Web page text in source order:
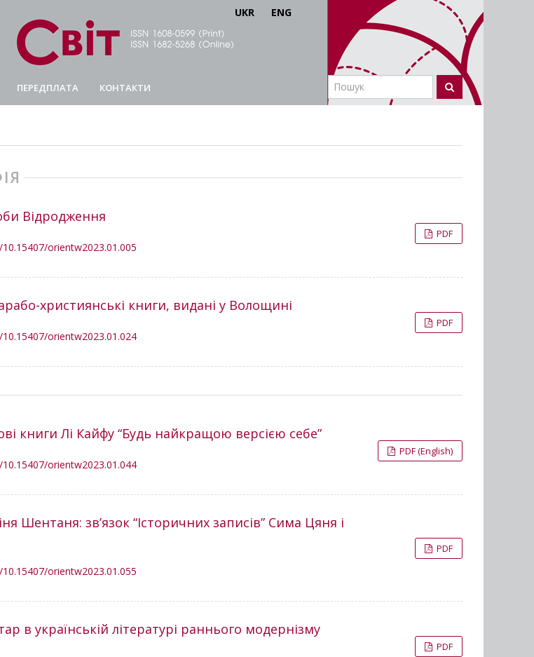
UKR ENG
ПЕРЕДПЛАТА КОНТАКТИ
Відродження
orientw2023.01.005
PDF
християнські книги, видані у Волощині
orientw2023.01.024
PDF
книги Лі Кайфу “Будь найкращою версією себе”
orientw2023.01.044
PDF (English)
Шентаня: зв’язок “Історичних записів” Сима Цяня і
orientw2023.01.055
PDF
в українській літературі раннього модернізму
PDF